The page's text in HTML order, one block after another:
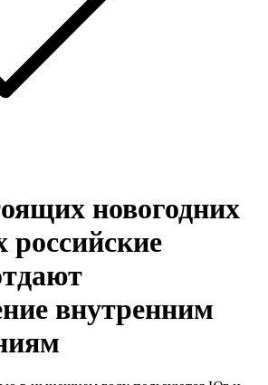
новогодних
российские
внутренним